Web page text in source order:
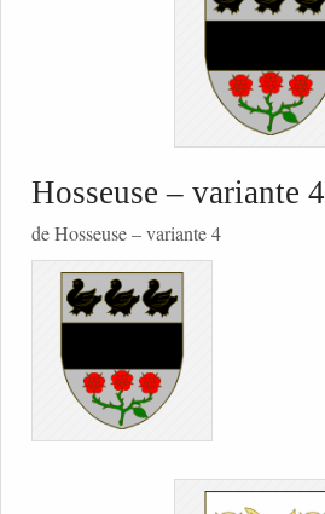
Hosseuse – variante 4
de Hosseuse – variante 4